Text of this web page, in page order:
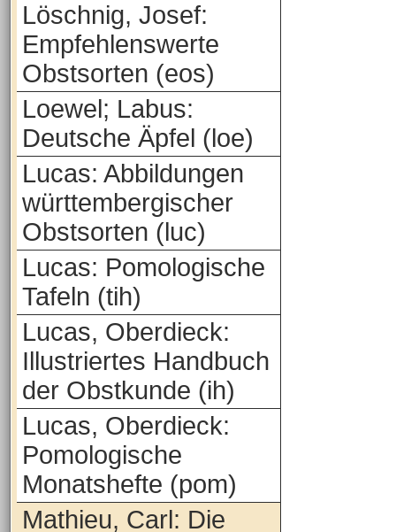
Löschnig, Josef:
Empfehlenswerte
Obstsorten (eos)
Loewel; Labus:
Deutsche Äpfel (loe)
Lucas: Abbildungen
württembergischer
Obstsorten (luc)
Lucas: Pomologische
Tafeln (tih)
Lucas, Oberdieck:
Illustriertes Handbuch
der Obstkunde (ih)
Lucas, Oberdieck:
Pomologische
Monatshefte (pom)
Mathieu, Carl: Die